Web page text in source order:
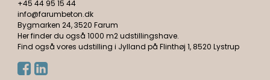
+45 44 95 15 44
info@farumbeton.dk
Bygmarken 24, 3520 Farum
Her finder du også 1000 m2 udstillingshave.
Find også vores udstilling i Jylland på Flinthøj 1, 8520 Lystrup